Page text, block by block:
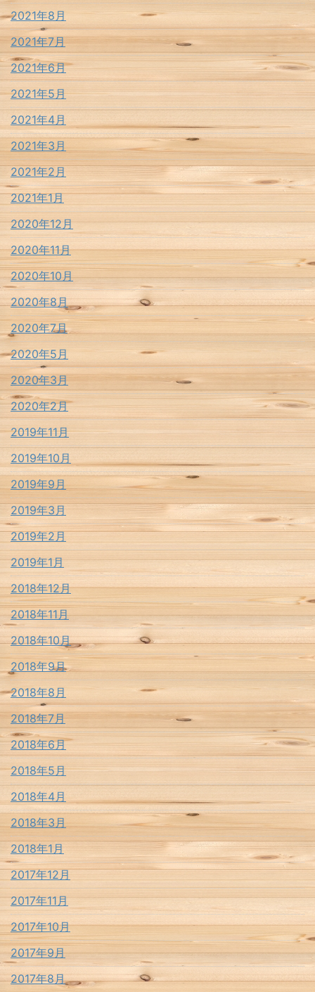
2021年8月
2021年7月
2021年6月
2021年5月
2021年4月
2021年3月
2021年2月
2021年1月
2020年12月
2020年11月
2020年10月
2020年8月
2020年7月
2020年5月
2020年3月
2020年2月
2019年11月
2019年10月
2019年9月
2019年3月
2019年2月
2019年1月
2018年12月
2018年11月
2018年10月
2018年9月
2018年8月
2018年7月
2018年6月
2018年5月
2018年4月
2018年3月
2018年1月
2017年12月
2017年11月
2017年10月
2017年9月
2017年8月